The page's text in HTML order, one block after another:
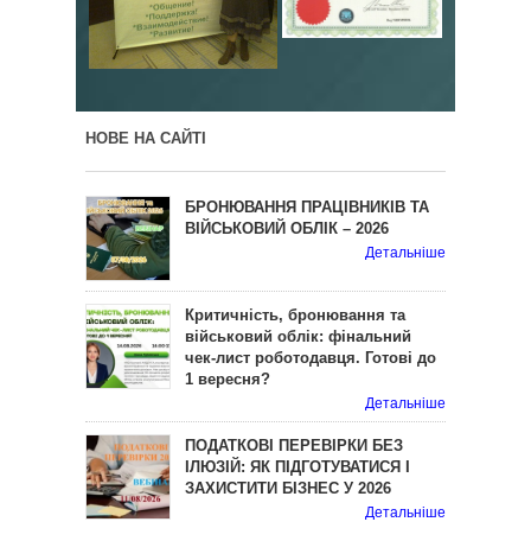
НОВЕ НА САЙТІ
БРОНЮВАННЯ ПРАЦІВНИКІВ ТА
ВІЙСЬКОВИЙ ОБЛІК – 2026
Детальніше
Критичність, бронювання та
військовий облік: фінальний
чек-лист роботодавця. Готові до
1 вересня?
Детальніше
ПОДАТКОВІ ПЕРЕВІРКИ БЕЗ
ІЛЮЗІЙ: ЯК ПІДГОТУВАТИСЯ І
ЗАХИСТИТИ БІЗНЕС У 2026
Детальніше